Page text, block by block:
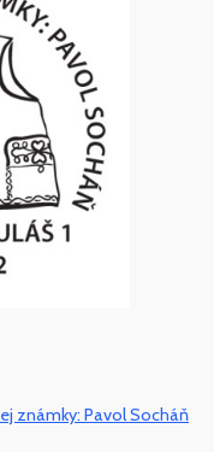
známky: Pavol Socháň